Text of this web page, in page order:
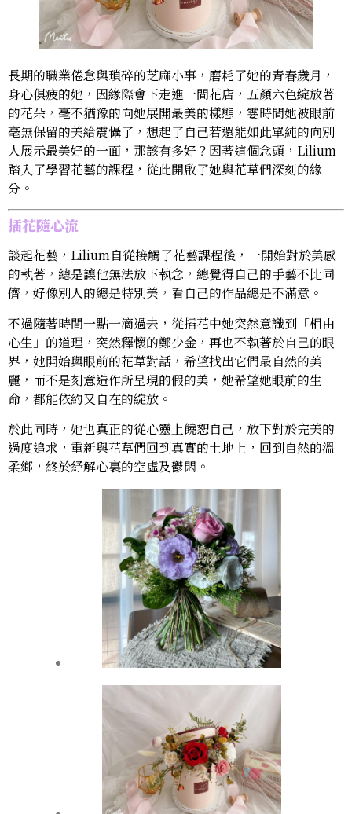
長期的職業倦怠與瑣碎的芝麻小事，磨耗了她的青春歲月，
身心俱疲的她，因緣際會下走進一間花店，五顏六色綻放著
的花朵，毫不猶豫的向她展開最美的樣態，霎時間她被眼前
毫無保留的美給震懾了，想起了自己若還能如此單純的向別
人展示最美好的一面，那該有多好？因著這個念頭，Lilium
踏入了學習花藝的課程，從此開啟了她與花草們深刻的緣
分。
插花隨心流
談起花藝，Lilium自從接觸了花藝課程後，一開始對於美感
的執著，總是讓他無法放下執念，總覺得自己的手藝不比同
儕，好像別人的總是特別美，看自己的作品總是不滿意。
不過隨著時間一點一滴過去，從插花中她突然意識到「相由
心生」的道理，突然釋懷的鄭少金，再也不執著於自己的眼
界，她開始與眼前的花草對話，希望找出它們最自然的美
麗，而不是刻意造作所呈現的假的美，她希望她眼前的生
命，都能依約又自在的綻放。
於此同時，她也真正的從心靈上饒恕自己，放下對於完美的
過度追求，重新與花草們回到真實的土地上，回到自然的溫
柔鄉，終於紓解心裏的空虛及鬱悶。